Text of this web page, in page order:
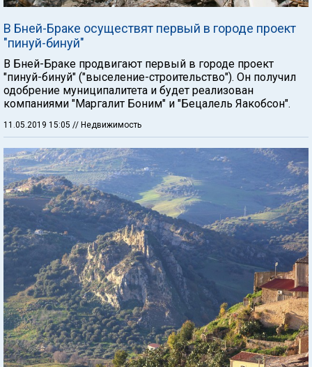
В Бней-Браке осуществят первый в городе проект
"пинуй-бинуй"
В Бней-Браке продвигают первый в городе проект
"пинуй-бинуй" ("выселение-строительство"). Он получил
одобрение муниципалитета и будет реализован
компаниями "Маргалит Боним" и "Бецалель Яакобсон".
11.05.2019 15:05 // Недвижимость